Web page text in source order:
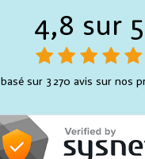
4,8 sur 5
basé sur 3 270 avis sur nos